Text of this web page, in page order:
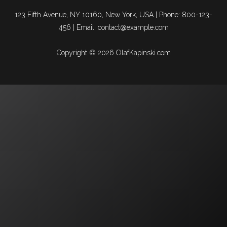
123 Fifth Avenue, NY 10160, New York, USA | Phone: 800-123-
456 | Email: contact@example.com
Copyright © 2026 OlafKapinski.com